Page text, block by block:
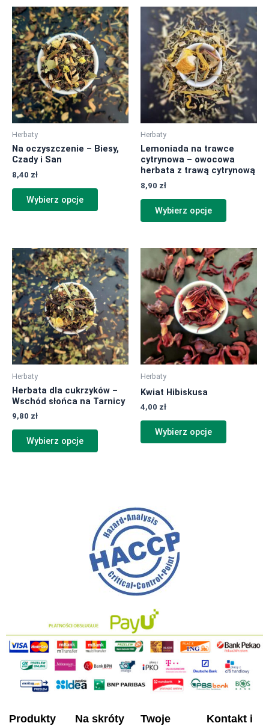
Herbaty
Na oczyszczenie – Biesy,
Czady i San
8,40 zł
Wybierz opcje
Ten
produkt
ma
wiele
wariantów.
Opcje
można
wybrać
stronie
Herbaty
Lemoniada na trawce
cytrynowa – owocowa
herbata z trawą cytrynową
8,90 zł
Wybierz opcje
produkt
ma
wiele
wariantów.
Opcje
można
wybrać
produktu
Herbaty
Herbata dla cukrzyków –
Wschód słońca na Tarnicy
9,80 zł
Wybierz opcje
Ten
produkt
ma
wiele
wariantów.
Opcje
można
wybrać
stronie
produktu
Herbaty
Kwiat Hibiskusa
4,00 zł
Wybierz opcje
produkt
ma
wiele
wariantów.
Opcje
można
wybrać
Produkty Na skróty
Twoje
Kontakt i